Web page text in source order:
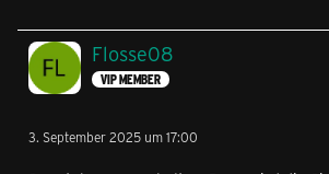
Flosse08
VIP MEMBER
3. September 2025 um 17:00